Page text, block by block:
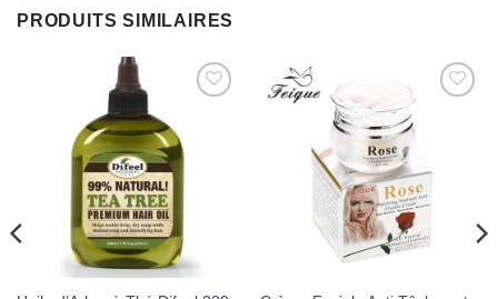
PRODUITS SIMILAIRES
AJOUTER
À MES
FAVORIS
AJOUTER
À MES
FAVORIS